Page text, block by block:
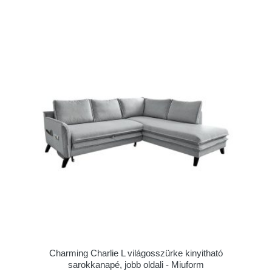
Charming Charlie L világosszürke kinyitható
sarokkanapé, jobb oldali - Miuform